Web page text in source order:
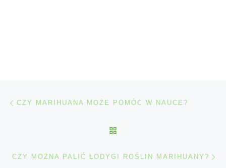
Nawigacja wpisu
CZY MARIHUANA MOŻE POMÓC W NAUCE?
CZY MOŻNA PALIĆ ŁODYGI ROŚLIN MARIHUANY?